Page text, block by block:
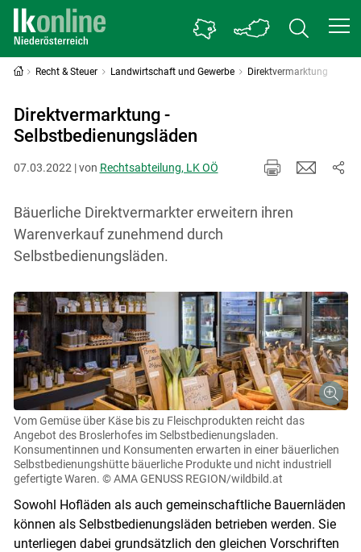
Recht & Steuer Landwirtschaft und Gewerbe Direktvermarktung
Direktvermarktung -
Selbstbedienungsläden
07.03.2022 | von Rechtsabteilung, LK OÖ
Bäuerliche Direktvermarkter erweitern ihren
Warenverkauf zunehmend durch
Selbstbedienungsläden.
Vom Gemüse über Käse bis zu Fleischprodukten reicht das
Angebot des Broslerhofes im Selbstbedienungsladen.
Konsumentinnen und Konsumenten erwarten in einer bäuerlichen
Selbstbedienungshütte bäuerliche Produkte und nicht industriell
gefertigte Waren. © AMA GENUSS REGION/wildbild.at
Sowohl Hofläden als auch gemeinschaftliche Bauernläden
können als Selbstbedienungsläden betrieben werden. Sie
unterliegen dabei grundsätzlich den gleichen Vorschriften